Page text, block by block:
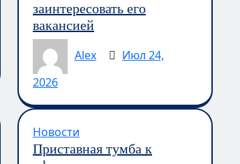
заинтересовать его
вакансией
Alex
Июл 24,
2026
Новости
Приставная тумба к